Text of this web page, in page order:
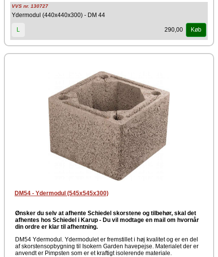
VVS nr. 130727
Ydermodul (440x440x300) - DM 44
L 290,00 Køb
DM54 - Ydermodul (545x545x300)
Ønsker du selv at afhente Schiedel skorstene og tilbehør, skal det
afhentes hos Schiedel i Karup - Du vil modtage en mail om hvornår
din ordre er klar til afhentning.
DM54 Ydermodul. Ydermodulet er fremstillet i høj kvalitet og er en del
af skorstensopbygning til Isokern Garden havepejse. Materialet der er
anvendt er Pimpsten som er et kraftigt isolerende materiale.